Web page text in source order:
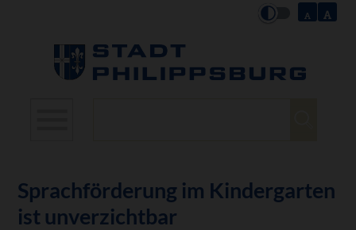
Sprachförderung im Kindergarten
ist unverzichtbar